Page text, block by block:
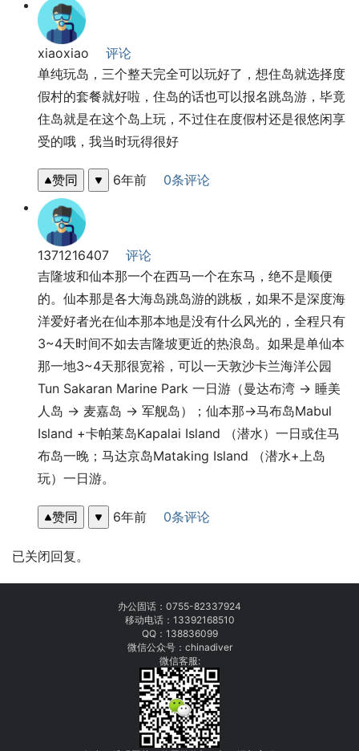
xiaoxiao
评论
单纯玩岛，三个整天完全可以玩好了，想住岛就选择度
假村的套餐就好啦，住岛的话也可以报名跳岛游，毕竟
住岛就是在这个岛上玩，不过住在度假村还是很悠闲享
受的哦，我当时玩得很好
赞同 6年前 0条评论
1371216407
评论
吉隆坡和仙本那一个在西马一个在东马，绝不是顺便
的。仙本那是各大海岛跳岛游的跳板，如果不是深度海
洋爱好者光在仙本那本地是没有什么风光的，全程只有
3~4天时间不如去吉隆坡更近的热浪岛。如果是单仙本
那一地3~4天那很宽裕，可以一天敦沙卡兰海洋公园
Tun Sakaran Marine Park 一日游（曼达布湾 → 睡美
人岛 → 麦嘉岛 → 军舰岛）；仙本那→马布岛Mabul
Island +卡帕莱岛Kapalai Island （潜水）一日或住马
布岛一晚；马达京岛Mataking Island （潜水+上岛
玩）一日游。
赞同 6年前 0条评论
已关闭回复。
办公固话： 0755-82337924
移动电话： 13392168510
QQ：138836099
微信公众号：chinadiver
微信客服: